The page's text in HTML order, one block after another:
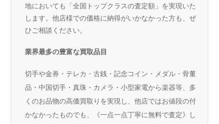
地においても「全国トップクラスの査定額」を実現いた
します。他店様での価格に納得がいかなかった方も、ぜ
ひご相談ください。
業界最多の豊富な買取品目
切手や金券・テレカ・古銭・記念コイン・メダル・骨董
品・中国切手・真珠・カメラ・小型家電から楽器等、多
くのお品物の高価買取りを実現し、他店ではお値段の付
かなかったものでも、《一点一点丁寧に無料で査定》し